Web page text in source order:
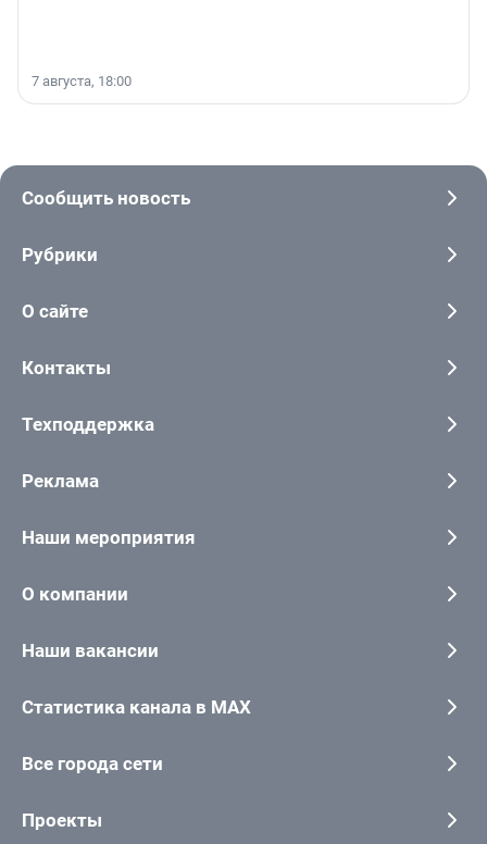
7 августа, 18:00
Сообщить новость
Рубрики
О сайте
Контакты
Техподдержка
Реклама
Наши мероприятия
О компании
Наши вакансии
Статистика канала в MAX
Все города сети
Проекты